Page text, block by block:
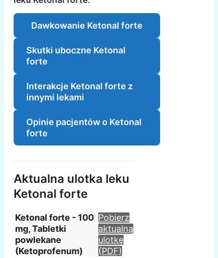
Dawkowanie Ketonal forte
Skutki uboczne Ketonal
forte
Interakcje Ketonal forte z
innymi lekami
Opinie pacjentów o Ketonal
forte
Aktualna ulotka leku
Ketonal forte
Ketonal forte - 100
mg, Tabletki
powlekane
(Ketoprofenum)
Pobierz
aktualną
ulotkę
(PDF)